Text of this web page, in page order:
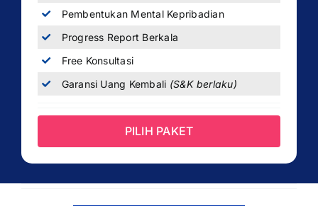
Pembentukan Mental Kepribadian
Progress Report Berkala
Free Konsultasi
Garansi Uang Kembali (S&K berlaku)
PILIH PAKET